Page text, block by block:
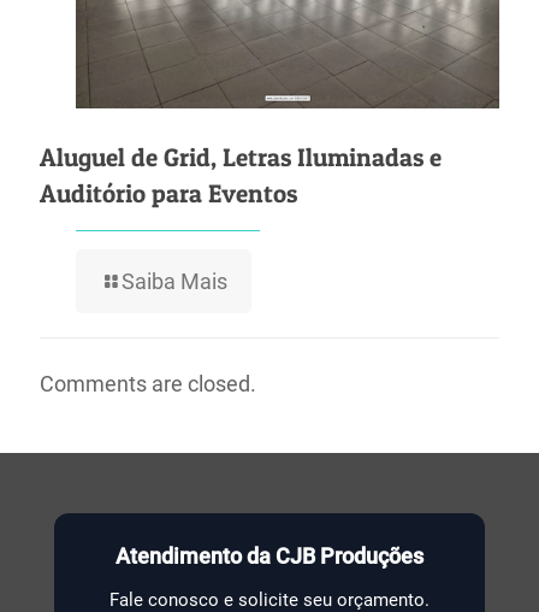
Aluguel de Grid, Letras Iluminadas e
Auditório para Eventos
Saiba Mais
Comments are closed.
Atendimento da CJB Produções
Fale conosco e solicite seu orçamento.